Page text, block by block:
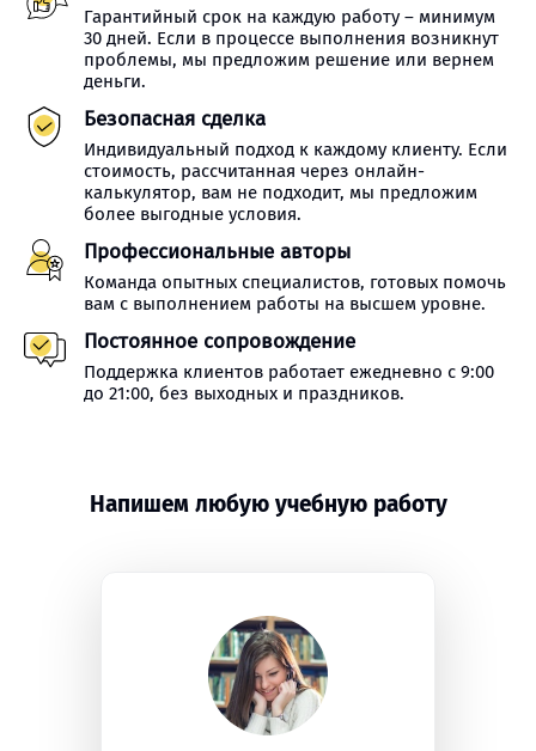
Гарантийный срок на каждую работу – минимум
30 дней. Если в процессе выполнения возникнут
проблемы, мы предложим решение или вернем
деньги.
Безопасная сделка
Индивидуальный подход к каждому клиенту. Если
стоимость, рассчитанная через онлайн-
калькулятор, вам не подходит, мы предложим
более выгодные условия.
Профессиональные авторы
Команда опытных специалистов, готовых помочь
вам с выполнением работы на высшем уровне.
Постоянное сопровождение
Поддержка клиентов работает ежедневно с 9:00
до 21:00, без выходных и праздников.
Напишем любую учебную работу